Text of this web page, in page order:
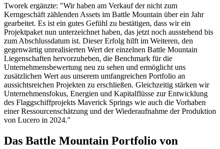
Tworek ergänzte: "Wir haben am Verkauf der nicht zum
Kerngeschäft zählenden Assets im Battle Mountain über ein Jahr
gearbeitet. Es ist ein gutes Gefühl zu bestätigen, dass wir ein
Projektpaket nun unterzeichnet haben, das jetzt noch ausstehend bis
zum Abschlussdatum ist. Dieser Erfolg hilft im Weiteren, den
gegenwärtig unrealisierten Wert der einzelnen Battle Mountain
Liegenschaften hervorzuheben, die Benchmark für die
Unternehmensbewertung neu zu sehen und ermöglicht uns
zusätzlichen Wert aus unserem umfangreichen Portfolio an
aussichtsreichen Projekten zu erschließen. Gleichzeitig stärken wir
Unternehmensfokus, Energien und Kapitalflüsse zur Entwicklung
des Flaggschiffprojekts Maverick Springs wie auch die Vorhaben
einer Ressourcenschätzung und der Wiederaufnahme der Produktion
von Lucero in 2024."
Das Battle Mountain Portfolio von